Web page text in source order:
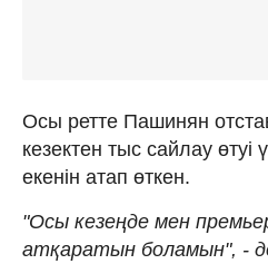
Осы ретте Пашинян
кезектен тыс сайлау
екенін атап өткен.
"Осы кезеңде мен
атқаратын боламын", -